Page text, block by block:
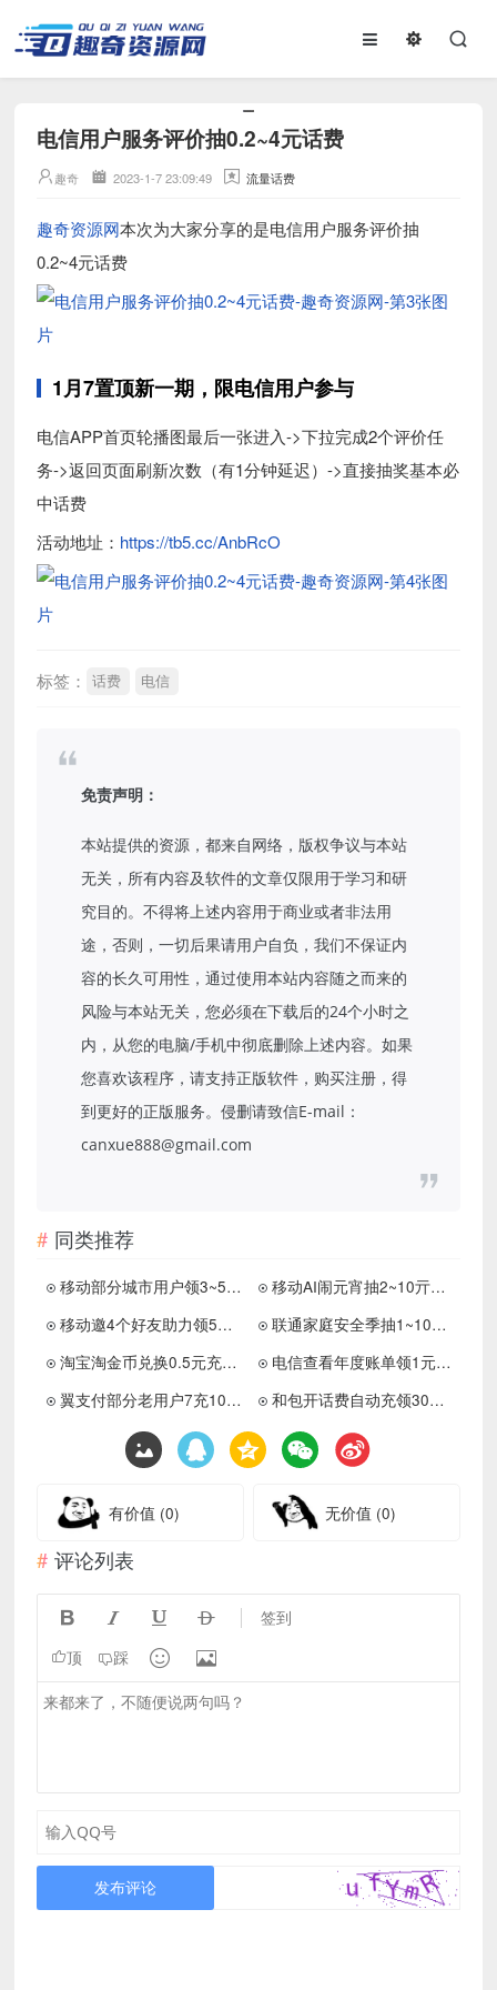
电信用户服务评价抽0.2~4元话费
趣奇 2023-1-7 23:09:49 流量话费
趣奇资源网本次为大家分享的是电信用户服务评价抽
0.2~4元话费
1月7置顶新一期，限电信用户参与
电信APP首页轮播图最后一张进入->下拉完成2个评价任
务->返回页面刷新次数（有1分钟延迟）->直接抽奖基本必
中话费
活动地址： https://tb5.cc/AnbRcO
标签： 话费 电信
免责声明：
本站提供的资源，都来自网络，版权争议与本站
无关，所有内容及软件的文章仅限用于学习和研
究目的。不得将上述内容用于商业或者非法用
途，否则，一切后果请用户自负，我们不保证内
容的长久可用性，通过使用本站内容随之而来的
风险与本站无关，您必须在下载后的24个小时之
内，从您的电脑/手机中彻底删除上述内容。如果
您喜欢该程序，请支持正版软件，购买注册，得
到更好的正版服务。侵删请致信E-mail：
canxue888@gmail.com
同类推荐
移动部分城市用户领3~5元话费
移动AI闹元宵抽2~10亓话费券
移动邀4个好友助力领5元话费
联通家庭安全季抽1~100亓话费
淘宝淘金币兑换0.5元充1元话费
电信查看年度账单领1元话费
翼支付部分老用户7充10元话费
和包开话费自动充领30元和包券
有价值 (0) 无价值 (0)
评论列表
    签到
顶 踩  
发布评论